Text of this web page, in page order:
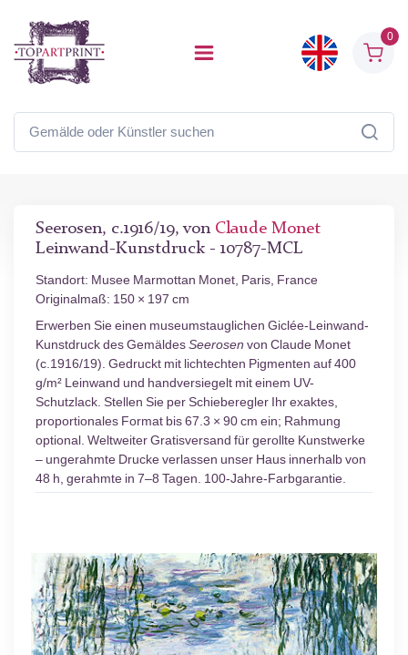
0
Seerosen, c.1916/19, von Claude Monet
Leinwand-Kunstdruck - 10787-MCL
Standort: Musee Marmottan Monet, Paris, France
Originalmaß: 150 × 197 cm
Erwerben Sie einen museumstauglichen Giclée-Leinwand-
Kunstdruck des GemäldesSeerosen von Claude Monet
(c.1916/19). Gedruckt mit lichtechten Pigmenten auf 400
g/m² Leinwand und handversiegelt mit einem UV-
Schutzlack. Stellen Sie per Schieberegler Ihr exaktes,
proportionales Format bis 67.3 × 90 cm ein; Rahmung
optional. Weltweiter Gratisversand für gerollte Kunstwerke
– ungerahmte Drucke verlassen unser Haus innerhalb von
48 h, gerahmte in 7–8 Tagen. 100-Jahre-Farbgarantie.